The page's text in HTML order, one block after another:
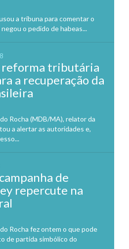
a tribuna para comentar o
o pedido de habeas...
reforma tributária
a recuperação da
Rocha (MDB/MA), relator da
a alertar as autoridades e,
de
repercute na
Rocha fez ontem o que pode
de partida simbólico do